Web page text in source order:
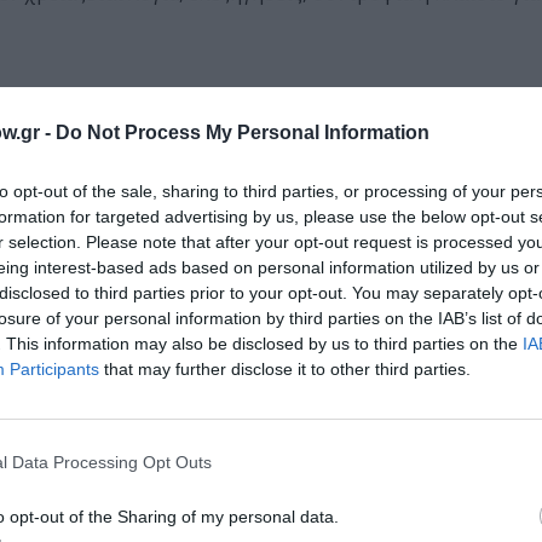
- Do Not Process My Personal Information
opt-out of the sale, sharing to third parties, or processing of your
for targeted advertising by us, please use the below opt-out
selection. Please note that after your opt-out request is processed
interest-based ads based on personal information utilized by us
to third parties prior to your opt-out. You may separately
of your personal information by third parties on the IAB’s list of
This information may also be disclosed by us to third parties on the
Participants that may further disclose it to other third parties.
Data Processing Opt Outs
opt-out of the Sharing of my personal data.
θα σκιαγραφούμε οπτικά έναν “Urban” κόσμο, μια
ιστορικής, πολιτιστικής και αισθητικής
μεταξύ των ανθρώπων και της πόλης μέσα από τα
περιλαμβάνει ένα ευρύ και ανοιχτό σε
εν εξελίξει διάλογο για την φύση των σύγχρονων και
τόσο το street photography, το documentary,
φωτογραφία, μην παραλείποντας την
από αυστηρούς αρχιτεκτονικούς, κοινωνιολογικούς,
καταπιέζουν την προσωπική οπτική και παγιδεύουν
του τώρα, του καθημερινού, του οικείου, του
του παρελθόντος ή αναφοράς για το μέλλον.
τα μνημεία και τα κτίρια, τα μαγαζιά, οι πινακίδες,